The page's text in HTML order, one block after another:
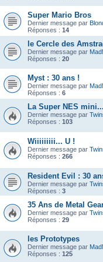
Super Mario Bros
Dernier message par
Réponses : 14
le Cercle des
Dernier message par
Réponses : 20
Myst : 30 ans !
Dernier message par
Réponses : 6
La Super NES
Dernier message par
Réponses : 103
Wiiiiiiiii... U !
Dernier message par
Réponses : 266
Resident Evil : 30
Dernier message par
Réponses : 3
35 Ans de Metal
Dernier message par
Réponses : 29
les Prototypes
Dernier message par
Réponses : 125